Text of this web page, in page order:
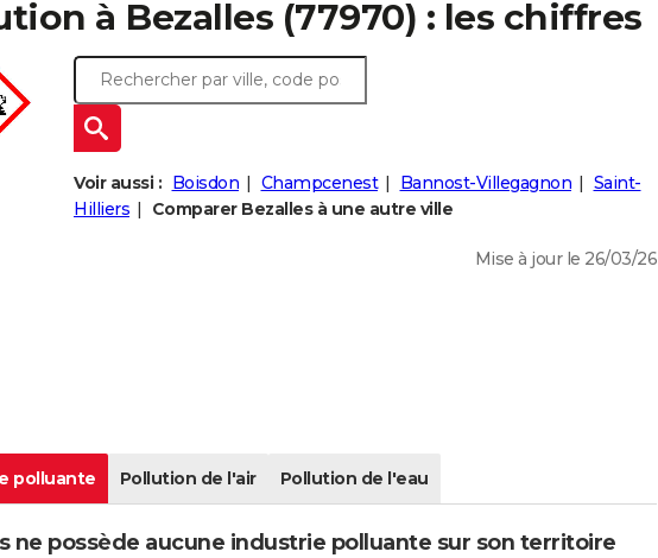
à Bezalles (77970) : les chiffres
Voir aussi : Boisdon Champcenest Bannost-Villegagnon
Saint-
Hilliers
Comparer Bezalles à une autre ville
Mise à jour le 26/03/26
polluante Pollution de l'air Pollution de l'eau
ne possède aucune industrie polluante sur son territoire